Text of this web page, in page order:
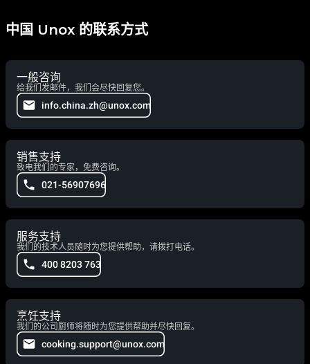
中国 Unox 的联系方式
一般咨询
给我们发邮件，我们会尽快回复您。
info.china.zh@unox.com
销售支持
致电我们的专家，免费咨询。
021-56907696
服务支持
我们的技术人员随时为您提供帮助，请拨打电话。
400 8203 763
烹饪支持
我们的公司厨师将随时为您提供帮助并尽快回复。
cooking.support@unox.com